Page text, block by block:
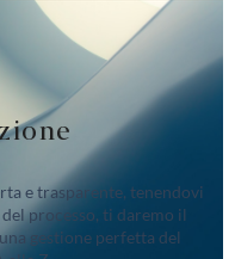
e trasparente, tenendovi
processo, ti daremo il
gestione perfetta del